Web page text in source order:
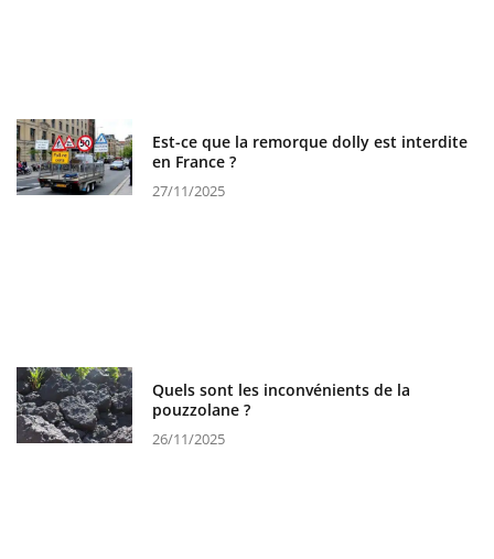
Est-ce que la remorque dolly est interdite
en France ?
27/11/2025
Quels sont les inconvénients de la
pouzzolane ?
26/11/2025